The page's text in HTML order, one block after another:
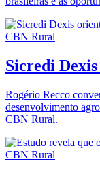
CBN Rural
Sicredi
Rogério Recco
desenvolvimento
CBN Rural.
CBN Rural